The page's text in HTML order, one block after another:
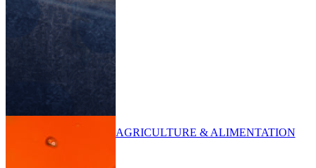
AGRICULTURE & ALIMENTATION